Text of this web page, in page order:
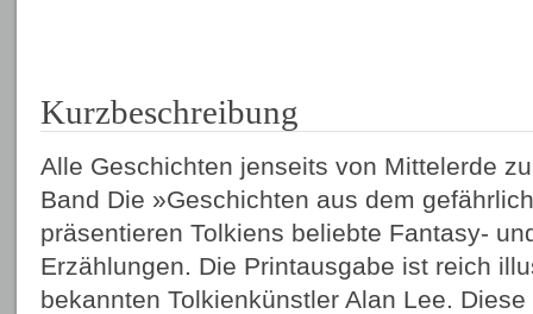
Kurzbeschreibung
Alle Geschichten jenseits von Mittelerde
Band Die »Geschichten aus dem
präsentieren Tolkiens beliebte Fantasy-
Erzählungen. Die Printausgabe ist reich
bekannten Tolkienkünstler Alan Lee.